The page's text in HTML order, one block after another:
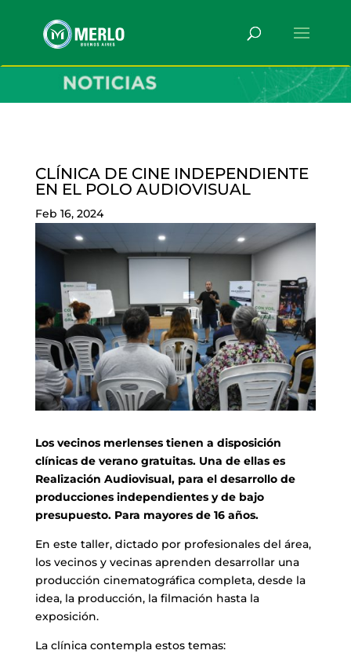
CLÍNICA DE CINE INDEPENDIENTE
EN EL POLO AUDIOVISUAL
Feb 16, 2024
Los vecinos merlenses tienen a disposición
clínicas de verano gratuitas. Una de ellas es
Realización Audiovisual, para el desarrollo de
producciones independientes y de bajo
presupuesto. Para mayores de 16 años.
En este taller, dictado por profesionales del área,
los vecinos y vecinas aprenden desarrollar una
producción cinematográfica completa, desde la
idea, la producción, la filmación hasta la
exposición.
La clínica contempla estos temas: